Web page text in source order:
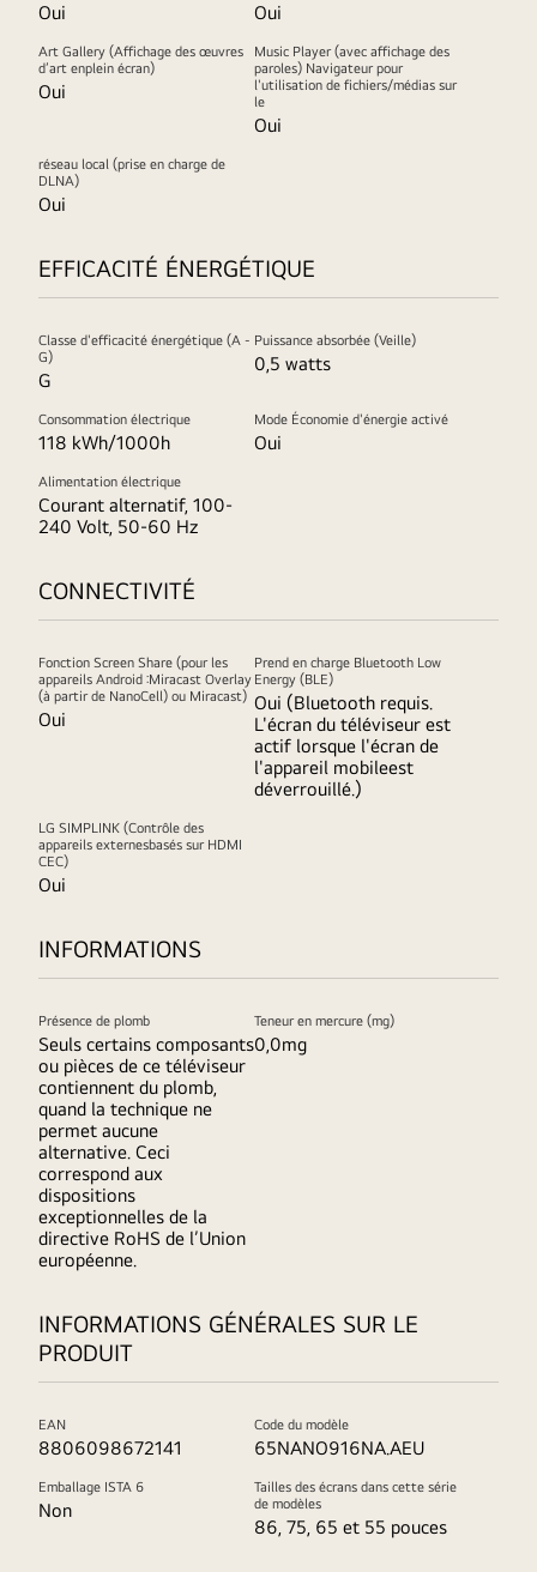
Oui Oui
Art Gallery (Affichage des œuvres
d’art enplein écran)
Oui
Music Player (avec affichage des
paroles) Navigateur pour
l'utilisation de fichiers/médias sur
le
Oui
réseau local (prise en charge de
DLNA)
Oui
EFFICACITÉ ÉNERGÉTIQUE
Classe d'efficacité énergétique (A -
G)
G
Puissance absorbée (Veille)
0,5 watts
Consommation électrique
118 kWh/1000h
Mode Économie d'énergie activé
Oui
Alimentation électrique
Courant alternatif, 100-
240 Volt, 50-60 Hz
CONNECTIVITÉ
Fonction Screen Share (pour les
appareils Android :Miracast Overlay
(à partir de NanoCell) ou Miracast)
Oui
Prend en charge Bluetooth Low
Energy (BLE)
Oui (Bluetooth requis.
L'écran du téléviseur est
actif lorsque l'écran de
l'appareil mobileest
déverrouillé.)
LG SIMPLINK (Contrôle des
appareils externesbasés sur HDMI
CEC)
Oui
INFORMATIONS
Présence de plomb
Seuls certains composants
ou pièces de ce téléviseur
contiennent du plomb,
quand la technique ne
permet aucune
alternative. Ceci
correspond aux
dispositions
exceptionnelles de la
directive RoHS de l’Union
européenne.
Teneur en mercure (mg)
0,0mg
INFORMATIONS GÉNÉRALES SUR LE
PRODUIT
EAN
8806098672141
Code du modèle
65NANO916NA.AEU
Emballage ISTA 6
Non
Tailles des écrans dans cette série
de modèles
86, 75, 65 et 55 pouces